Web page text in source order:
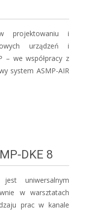
projektowaniu i
urządzeń i
– we współpracy z
system ASMP-AIR
DKE 8
jest uniwersalnym
w warsztatach
prac w kanale